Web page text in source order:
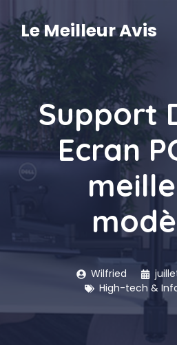
au
contenu
Le Meilleur Avis
Support
Ecran
Wilfried
High-tech &